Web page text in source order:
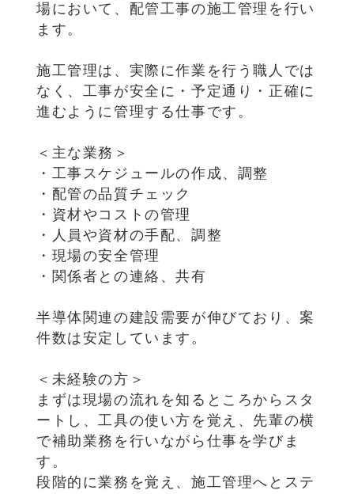
場において、配管工事の施工管理を行い
ます。
施工管理は、実際に作業を行う職人では
なく、工事が安全に・予定通り・正確に
進むように管理する仕事です。
＜主な業務＞
・工事スケジュールの作成、調整
・配管の品質チェック
・資材やコストの管理
・人員や資材の手配、調整
・現場の安全管理
・関係者との連絡、共有
半導体関連の建設需要が伸びており、案
件数は安定しています。
＜未経験の方＞
まずは現場の流れを知るところからスタ
ートし、工具の使い方を覚え、先輩の横
で補助業務を行いながら仕事を学びま
す。
段階的に業務を覚え、施工管理へとステ